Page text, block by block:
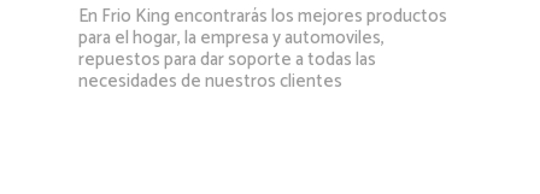
En Frio King encontrarás los mejores productos
para el hogar, la empresa y automoviles,
repuestos para dar soporte a todas las
necesidades de nuestros clientes